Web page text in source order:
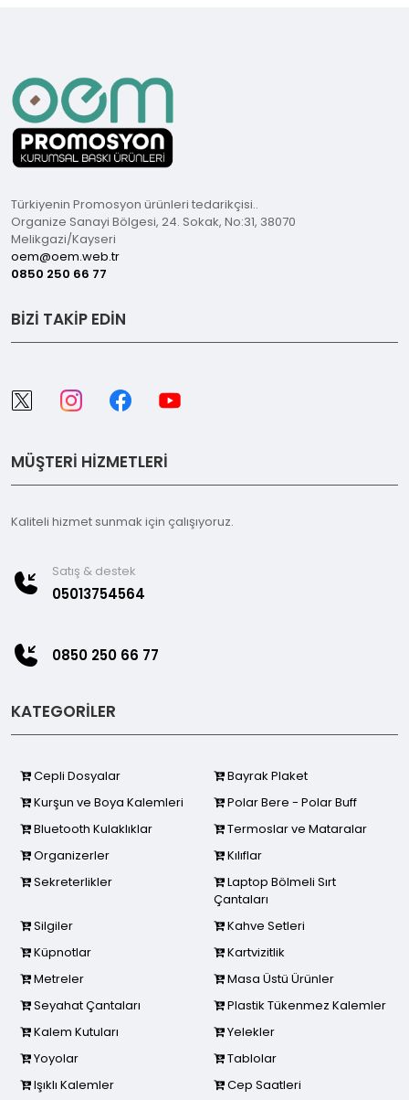
Türkiyenin Promosyon ürünleri tedarikçisi..
Organize Sanayi Bölgesi, 24. Sokak, No:31, 38070
Melikgazi/Kayseri
oem@oem.web.tr
0850 250 66 77
BİZİ TAKİP EDİN
MÜŞTERİ HİZMETLERİ
Kaliteli hizmet sunmak için çalışıyoruz.
Satış & destek
05013754564
0850 250 66 77
KATEGORİLER
Cepli Dosyalar
Bayrak Plaket
Kurşun ve Boya Kalemleri
Polar Bere - Polar Buff
Bluetooth Kulaklıklar
Termoslar ve Mataralar
Organizerler
Kılıflar
Sekreterlikler
Laptop Bölmeli Sırt
Çantaları
Silgiler
Kahve Setleri
Küpnotlar
Kartvizitlik
Metreler
Masa Üstü Ürünler
Seyahat Çantaları
Plastik Tükenmez Kalemler
Kalem Kutuları
Yelekler
Yoyolar
Tablolar
Işıklı Kalemler
Cep Saatleri